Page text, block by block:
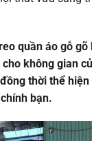
quần áo gỗ
không gian
thời thể
bạn.